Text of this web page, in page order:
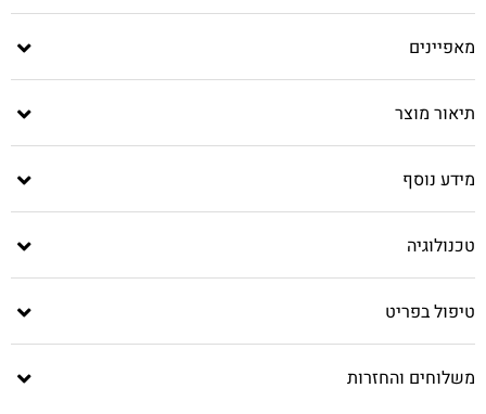
מאפיינים
תיאור מוצר
מידע נוסף
טכנולוגיה
טיפול בפריט
משלוחים והחזרות